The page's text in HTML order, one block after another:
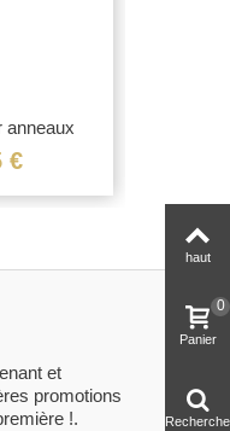
anneaux
€
et
promotions
!.
haut
Panier
0